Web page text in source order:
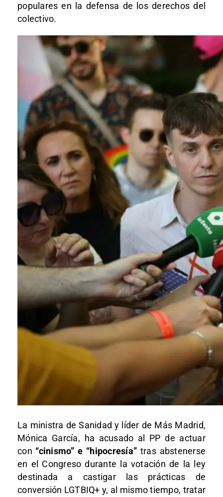
populares en la defensa de los derechos del
colectivo.
La ministra de Sanidad y líder de Más Madrid,
Mónica García, ha acusado al PP de actuar
con “cinismo” e “hipocresía” tras abstenerse
en el Congreso durante la votación de la ley
destinada a castigar las prácticas de
conversión LGTBIQ+ y, al mismo tiempo, tratar